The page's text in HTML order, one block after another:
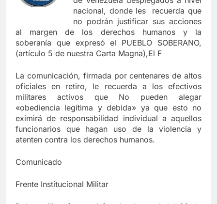
nacional, donde les recuerda que
no podrán justificar sus acciones
al margen de los derechos humanos y la
soberanía que expresó el PUEBLO SOBERANO,
(artículo 5 de nuestra Carta Magna),El F
La comunicación, firmada por centenares de altos
oficiales en retiro, le recuerda a los efectivos
militares activos que No pueden alegar
«obediencia legítima y debida» ya que esto no
eximirá de responsabilidad individual a aquellos
funcionarios que hagan uso de la violencia y
atenten contra los derechos humanos.
Comunicado
Frente Institucional Militar